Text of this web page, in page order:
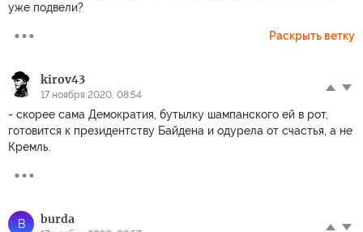
уже подвели?
Раскрыть ветку
kirov43
17 ноября 2020, 08:54
- скорее сама Демократия, бутылку шампанского ей в рот,
готовится к президентству Байдена и одурела от счастья, а не
Кремль.
B burda